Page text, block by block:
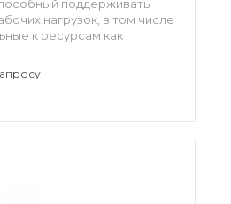
поддерживать
нагрузок, в том числе
к ресурсам как